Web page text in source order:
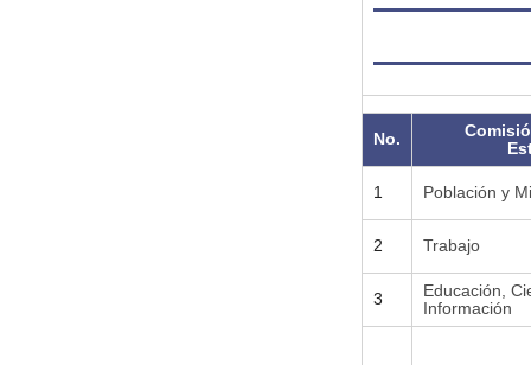
No.
1 Población y
2 Trabajo
3
Educación,
Información